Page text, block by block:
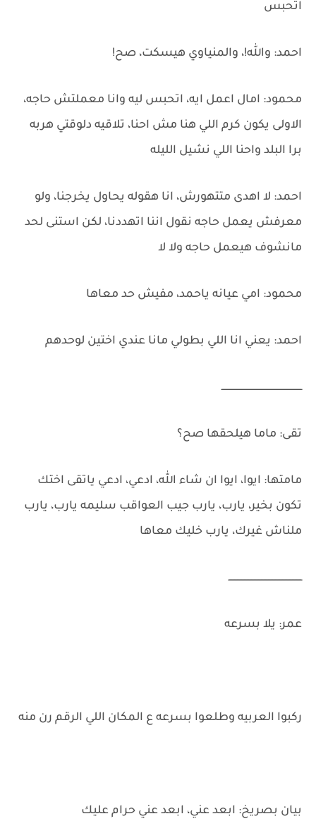
اتحبس
احمد: والله!، والمنياوي هيسكت، صح!
محمود: امال اعمل ايه، اتحبس ليه وانا معملتش حاجه،
الاولى يكون كرم اللي هنا مش احنا، تلاقيه دلوقتي هربه
برا البلد واحنا اللي نشيل الليله
احمد: لا اهدى متتهورش، انا هقوله يحاول يخرجنا، ولو
معرفش يعمل حاجه نقول اننا اتهددنا، لكن استنى لحد
مانشوف هيعمل حاجه ولا لا
محمود: امي عيانه ياحمد، مفيش حد معاها
احمد: يعني انا اللي بطولي مانا عندي اختين لوحدهم
ـــــــــــــــــــــــــــــــــــــــــــــــــــــــــ
تقى: ماما هيلحقها صح؟
مامتها: ايوا، ايوا ان شاء الله، ادعي، ادعي ياتقى اختك
تكون بخير، يارب، يارب جيب العواقب سليمه يارب، يارب
ملناش غيرك، يارب خليك معاها
ــــــــــــــــــــــــــــــــــــــــــــــــــــ
عمر: يلا بسرعه
ركبوا العربيه وطلعوا بسرعه ع المكان اللي الرقم رن منه
بيان بصريخ: ابعد عني، ابعد عني حرام عليك